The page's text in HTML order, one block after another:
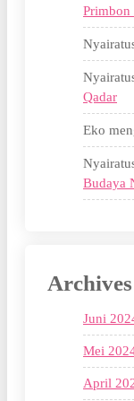
Primbon
Qadar
Eko
Budaya
Archives
Juni
Mei
April